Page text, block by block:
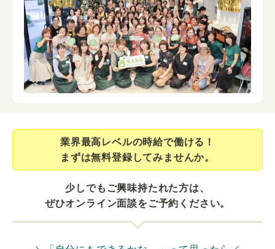
業界最⾼レベルの時給で働ける！
まずは無料登録してみませんか。
少しでもご興味持たれた方は、
ぜひオンライン面談をご予約ください。